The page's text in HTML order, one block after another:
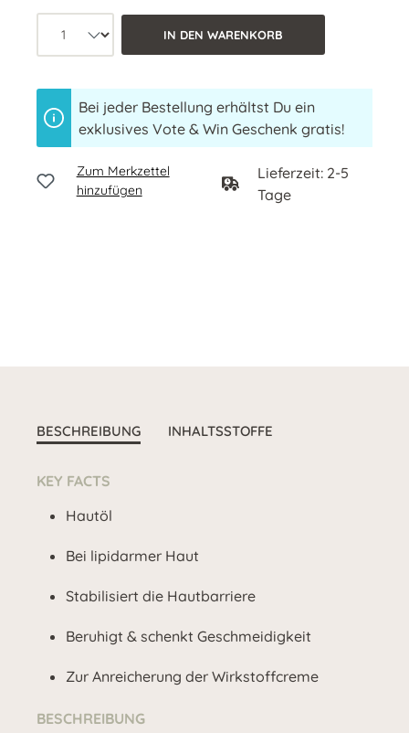
Produkt Anzahl: Wähle die
IN DEN WARENKORB
Bei jeder Bestellung erhältst Du ein
exklusives Vote & Win Geschenk gratis!
Zum Merkzettel
hinzufügen
Lieferzeit: 2-5
Tage
BESCHREIBUNG INHALTSSTOFFE
KEY FACTS
Hautöl
Bei lipidarmer Haut
Stabilisiert die Hautbarriere
Beruhigt & schenkt Geschmeidigkeit
Zur Anreicherung der Wirkstoffcreme
BESCHREIBUNG